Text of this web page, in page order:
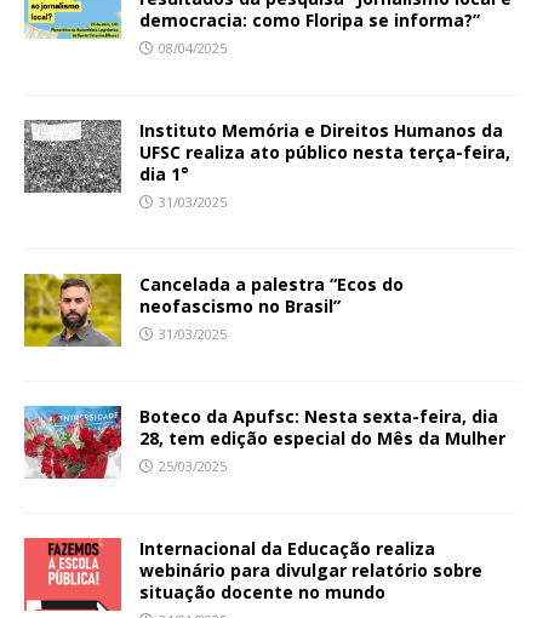
democracia: como Floripa se informa?”
08/04/2025
Instituto Memória e Direitos Humanos da
UFSC realiza ato público nesta terça-feira,
dia 1°
31/03/2025
Cancelada a palestra “Ecos do
neofascismo no Brasil”
31/03/2025
Boteco da Apufsc: Nesta sexta-feira, dia
28, tem edição especial do Mês da Mulher
25/03/2025
Internacional da Educação realiza
webinário para divulgar relatório sobre
situação docente no mundo